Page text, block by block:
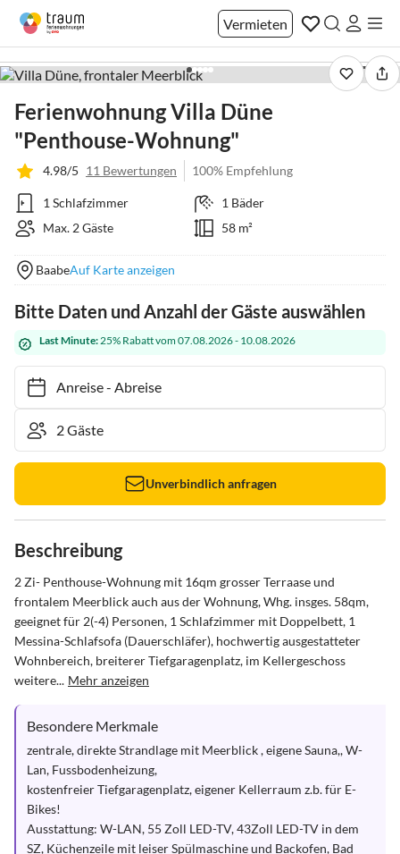
Vermieten
1 / 24
Ferienwohnung Villa Düne
"Penthouse-Wohnung"
4.98/5 11 Bewertungen 100% Empfehlung
1 Schlafzimmer
1 Bäder
Max. 2 Gäste
58 m²
BaabeAuf Karte anzeigen
Bitte Daten und Anzahl der Gäste auswählen
Last Minute:25% Rabatt vom 07.08.2026 - 10.08.2026
Anreise- Abreise
Unverbindlich anfragen
Beschreibung
2 Zi- Penthouse-Wohnung mit 16qm grosser Terraase und
frontalem Meerblick auch aus der Wohnung, Whg. insges. 58qm,
geeignet für 2(-4) Personen, 1 Schlafzimmer mit Doppelbett, 1
Messina-Schlafsofa (Dauerschläfer), hochwertig ausgestatteter
Wohnbereich, breiterer Tiefgaragenplatz, im Kellergeschoss
weitere... Mehr anzeigen
Besondere Merkmale
zentrale, direkte Strandlage mit Meerblick , eigene Sauna,, W-
Lan, Fussbodenheizung,
kostenfreier Tiefgaragenplatz, eigener Kellerraum z.b. für E-
Bikes!
Ausstattung: W-LAN, 55 Zoll LED-TV, 43Zoll LED-TV in dem
SZ, Küchenzeile mit leiser Spülmaschine und Backofen, Bad